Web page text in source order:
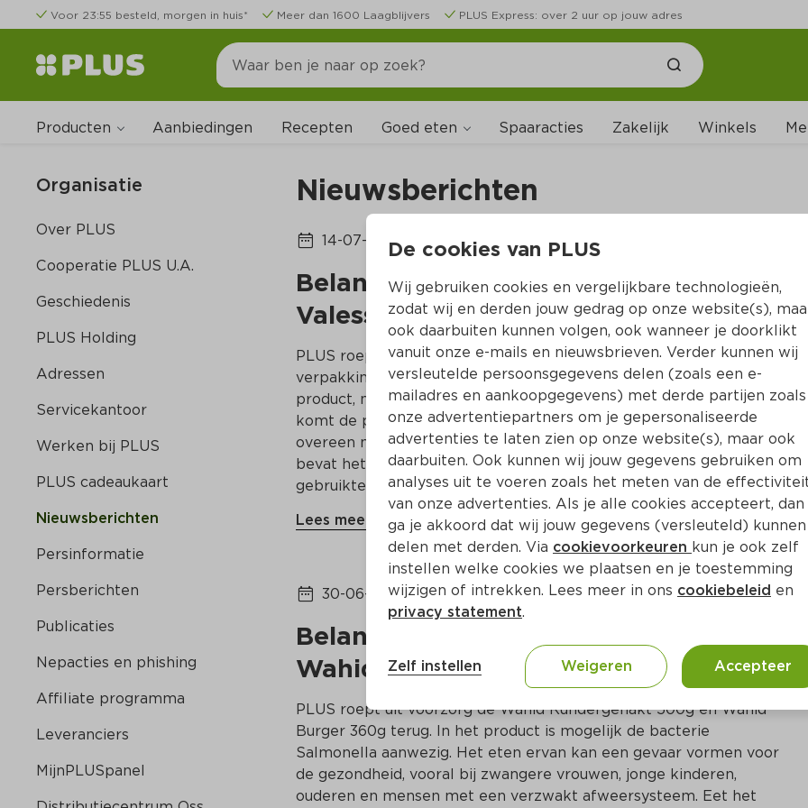
Voor 23:55 besteld, morgen in huis* Meer dan 1600 Laagblijvers PLUS Express: over 2 uur op jouw adres
Producten Aanbiedingen Recepten Goed eten Spaaracties Zakelijk Winkels
Organisatie
Over PLUS
Cooperatie PLUS U.A.
Geschiedenis
PLUS Holding
Adressen
Servicekantoor
Werken bij PLUS
PLUS cadeaukaart
Nieuwsberichten
Persinformatie
Persberichten
Publicaties
Nepacties en phishing
Affiliate programma
Leveranciers
MijnPLUSpanel
Nieuwsberichten
14-07-2026
Belangrijke veiligheidswaarschuwing
Valess Tomaten Mozzarella Schnitzel
PLUS roept de Valess Tomaten Mozzarella Schnitzel terug. In de
verpakking van de Valess Tomaten-Mozarella zit een ander
product, namelijk de Valess Saté Schnitzel pindavrij. Hierdoor
komt de product en allergeneninformatie op de verpakking niet
overeen met de werkelijke inhoud van het product. Het product
bevat het allergeen soja, terwijl soja niet gedeclareerd staat op de
gebruikte verpakking.
Lees meer
30-06-2026
Belangrijke veiligheidswaarschuwing
Wahid Rundergehakt 500g
PLUS roept uit voorzorg de Wahid Rundergehakt 500g en Wahid
Burger 360g terug. In het product is mogelijk de bacterie
Salmonella aanwezig. Het eten ervan kan een gevaar vormen voor
de gezondheid, vooral bij zwangere vrouwen, jonge kinderen,
ouderen en mensen met een verzwakt afweersysteem. Eet het
De cookies van PLUS
Wij gebruiken cookies en vergelijkbare technologieën,
zodat wij en derden jouw gedrag op onze website(s),
ook daarbuiten kunnen volgen, ook wanneer je doorklikt
vanuit onze e-mails en nieuwsbrieven. Verder kunnen wij
versleutelde persoonsgegevens delen (zoals een e-
mailadres en aankoopgegevens) met derde partijen zoals
onze advertentiepartners om je gepersonaliseerde
advertenties te laten zien op onze website(s), maar ook
daarbuiten. Ook kunnen wij jouw gegevens gebruiken om
analyses uit te voeren zoals het meten van de
van onze advertenties. Als je alle cookies accepteert, dan
ga je akkoord dat wij jouw gegevens (versleuteld) kunnen
delen met derden. Via cookievoorkeuren kun je ook zelf
instellen welke cookies we plaatsen en je toestemming
wijzigen of intrekken. Lees meer in ons cookiebeleid en
privacy statement.
Zelf instellen Weigeren Accepteer